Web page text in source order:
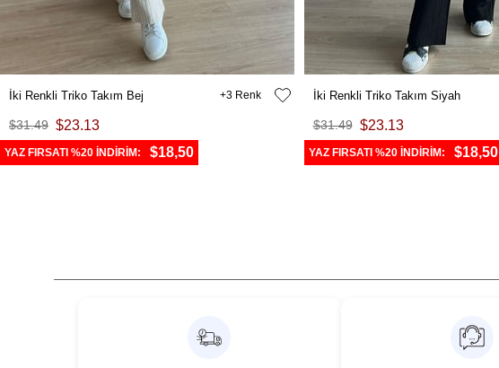
İki Renkli Triko Takım Bej
$23.13
$31.49
3
YAZ FIRSATI %20 İNDİRİM: $18,50
İki Renkli Triko Takım Siyah
$23.13
$31.49
YAZ FIRSATI %20 İNDİRİM: $18,50